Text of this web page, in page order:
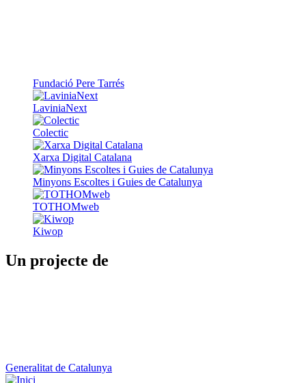
Fundació Pere Tarrés
LaviniaNext
Colectic
Xarxa Digital Catalana
Minyons Escoltes i Guies de Catalunya
TOTHOMweb
Kiwop
Un projecte de
Generalitat de Catalunya